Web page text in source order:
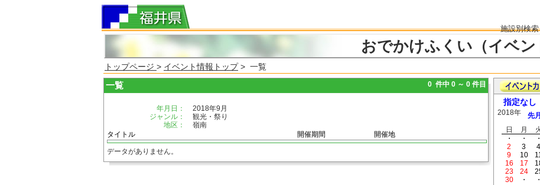
施設別検
おでかけふくい（イベン
トップページ > イベント情報トップ> 一覧
一覧 0 件中 0 ～ 0 件目
年月日：
2018年9月
ジャンル：
観光・祭り
地区：
嶺南
タイトル
開催期間 開催地
データがありません。
指定なし
2018年 先月
日
月
・
・ ・
2
3 4
9
10
16
17
23
24
30
・ ・